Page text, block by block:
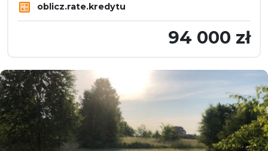
oblicz.rate.kredytu
94 000 zł